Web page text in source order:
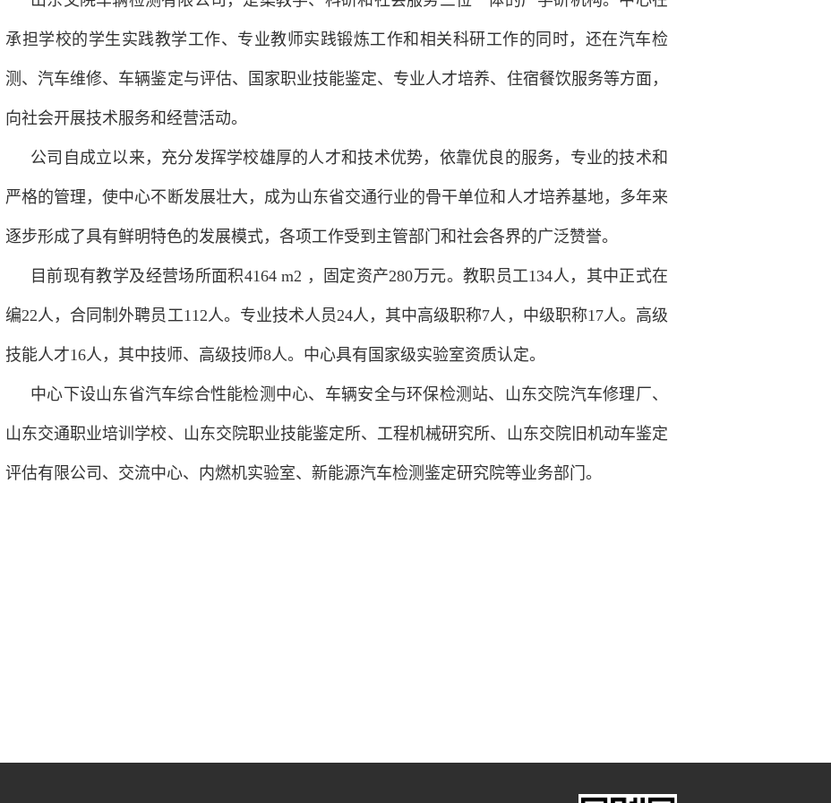
承担学校的学生实践教学工作、专业教师实践锻炼工作和相关科研工作的同时，还在汽车检
测、汽车维修、车辆鉴定与评估、国家职业技能鉴定、专业人才培养、住宿餐饮服务等方面，
向社会开展技术服务和经营活动。
公司自成立以来，充分发挥学校雄厚的人才和技术优势，依靠优良的服务，专业的技术和
严格的管理，使中心不断发展壮大，成为山东省交通行业的骨干单位和人才培养基地，多年来
逐步形成了具有鲜明特色的发展模式，各项工作受到主管部门和社会各界的广泛赞誉。
目前现有教学及经营场所面积4164 m2 ，固定资产280万元。教职员工134人，其中正式在
编22人，合同制外聘员工112人。专业技术人员24人，其中高级职称7人，中级职称17人。高级
技能人才16人，其中技师、高级技师8人。中心具有国家级实验室资质认定。
中心下设山东省汽车综合性能检测中心、车辆安全与环保检测站、山东交院汽车修理厂、
山东交通职业培训学校、山东交院职业技能鉴定所、工程机械研究所、山东交院旧机动车鉴定
评估有限公司、交流中心、内燃机实验室、新能源汽车检测鉴定研究院等业务部门。